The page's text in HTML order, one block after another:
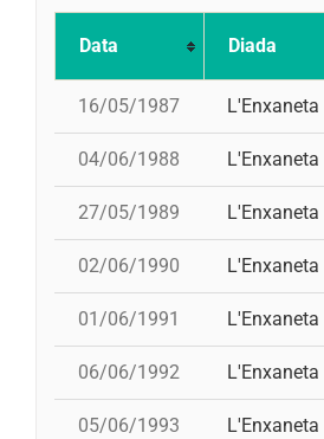
Data Diada
16/05/1987 L'Enxaneta
04/06/1988 L'Enxaneta
27/05/1989 L'Enxaneta
02/06/1990 L'Enxaneta
01/06/1991 L'Enxaneta
06/06/1992 L'Enxaneta
05/06/1993 L'Enxaneta